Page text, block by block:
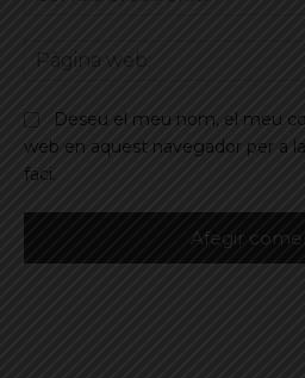
Deseu el meu nom, el meu
web en aquest navegador per a
faci.